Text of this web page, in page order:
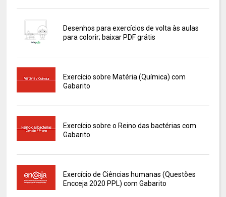
Desenhos para exercícios de volta às aulas
para colorir; baixar PDF grátis
Exercício sobre Matéria (Química) com
Gabarito
Exercício sobre o Reino das bactérias com
Gabarito
Exercício de Ciências humanas (Questões
Encceja 2020 PPL) com Gabarito